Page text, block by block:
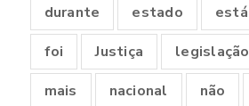
durante
estado está
foi
Justiça legislação
mais
nacional não